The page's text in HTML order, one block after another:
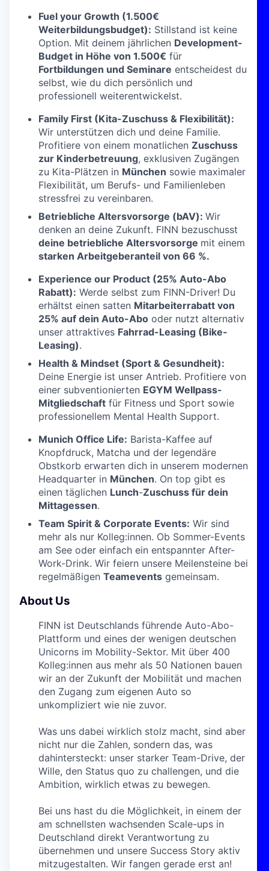
Fuel your Growth (1.500€
Weiterbildungsbudget): Stillstand ist keine
Option. Mit deinem jährlichen Development-
Budget in Höhe von 1.500€ für
Fortbildungen und Seminare entscheidest du
selbst, wie du dich persönlich und
professionell weiterentwickelst.
Family First (Kita-Zuschuss & Flexibilität):
Wir unterstützen dich und deine Familie.
Profitiere von einem monatlichen Zuschuss
zur Kinderbetreuung, exklusiven Zugängen
zu Kita-Plätzen in München sowie maximaler
Flexibilität, um Berufs- und Familienleben
stressfrei zu vereinbaren.
Betriebliche Altersvorsorge (bAV): Wir
denken an deine Zukunft. FINN bezuschusst
deine betriebliche Altersvorsorge mit einem
starken Arbeitgeberanteil von 66 %.
Experience our Product (25% Auto-Abo
Rabatt): Werde selbst zum FINN-Driver! Du
erhältst einen satten Mitarbeiterrabatt von
25% auf dein Auto-Abo oder nutzt alternativ
unser attraktives Fahrrad-Leasing (Bike-
Leasing).
Health & Mindset (Sport & Gesundheit):
Deine Energie ist unser Antrieb. Profitiere von
einer subventionierten EGYM Wellpass-
Mitgliedschaft für Fitness und Sport sowie
professionellem Mental Health Support.
Munich Office Life: Barista-Kaffee auf
Knopfdruck, Matcha und der legendäre
Obstkorb erwarten dich in unserem modernen
Headquarter in München. On top gibt es
einen täglichen Lunch-Zuschuss für dein
Mittagessen.
Team Spirit & Corporate Events: Wir sind
mehr als nur Kolleg:innen. Ob Sommer-Events
am See oder einfach ein entspannter After-
Work-Drink. Wir feiern unsere Meilensteine bei
regelmäßigen Teamevents gemeinsam.
About Us
FINN ist Deutschlands führende Auto-Abo-
Plattform und eines der wenigen deutschen
Unicorns im Mobility-Sektor. Mit über 400
Kolleg:innen aus mehr als 50 Nationen bauen
wir an der Zukunft der Mobilität und machen
den Zugang zum eigenen Auto so
unkompliziert wie nie zuvor.
Was uns dabei wirklich stolz macht, sind aber
nicht nur die Zahlen, sondern das, was
dahintersteckt: unser starker Team-Drive, der
Wille, den Status quo zu challengen, und die
Ambition, wirklich etwas zu bewegen.
Bei uns hast du die Möglichkeit, in einem der
am schnellsten wachsenden Scale-ups in
Deutschland direkt Verantwortung zu
übernehmen und unsere Success Story aktiv
mitzugestalten. Wir fangen gerade erst an!